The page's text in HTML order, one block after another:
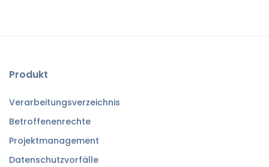
Produkt
Verarbeitungsverzeichnis
Betroffenenrechte
Projektmanagement
Datenschutzvorfälle